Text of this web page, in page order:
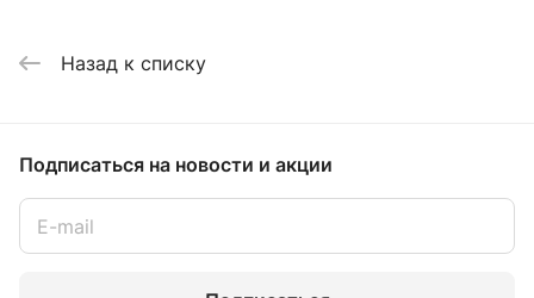
Назад к списку
Подписаться на новости и акции